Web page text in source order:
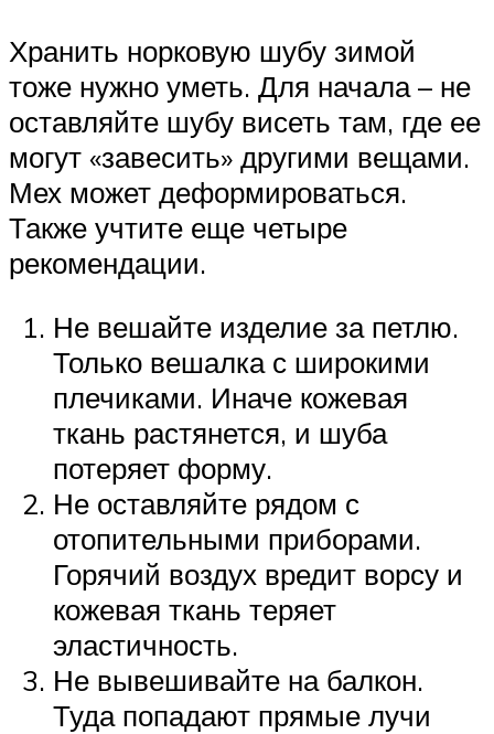
Хранить норковую шубу зимой
тоже нужно уметь. Для начала – не
оставляйте шубу висеть там, где ее
могут «завесить» другими вещами.
Мех может деформироваться.
Также учтите еще четыре
рекомендации.
Не вешайте изделие за петлю.
Только вешалка с широкими
плечиками. Иначе кожевая
ткань растянется, и шуба
потеряет форму.
Не оставляйте рядом с
отопительными приборами.
Горячий воздух вредит ворсу и
кожевая ткань теряет
эластичность.
Не вывешивайте на балкон.
Туда попадают прямые лучи